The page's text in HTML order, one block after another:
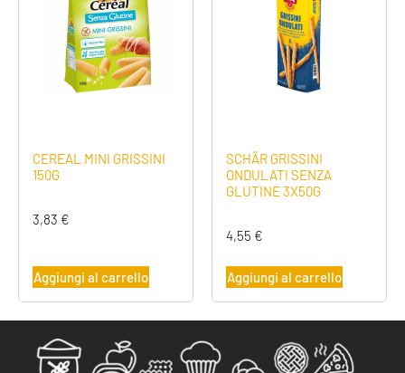
CEREAL MINI GRISSINI
150G
3,83 €
Aggiungi al carrello
SCHÄR GRISSINI
ONDULATI SENZA
GLUTINE 3X50G
4,55 €
Aggiungi al carrello